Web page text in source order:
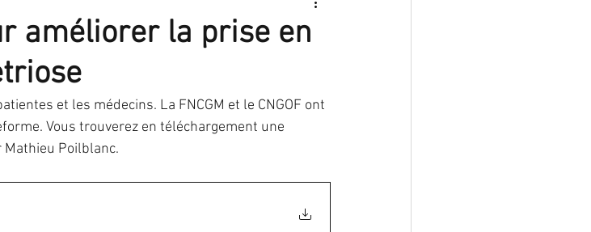
cancer du sein
contraception
couche malformation
de fertilité
améliorer la prise en
et les médecins. La FNCGM et le CNGOF ont
Vous trouverez en téléchargement une
Poilblanc.